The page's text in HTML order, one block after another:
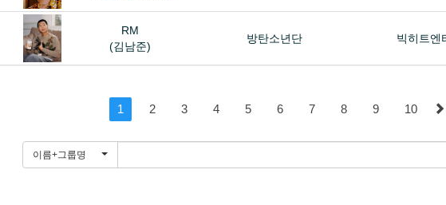
RM
(김남준)
방탄소년단 빅히트엔
1 2 3 4 5 6 7 8 9 10
이름+그룹명